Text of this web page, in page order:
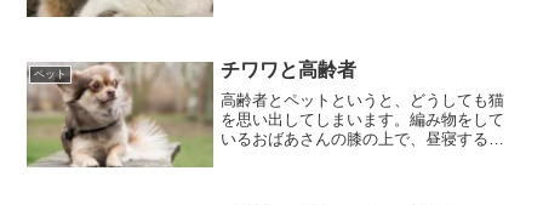
らすっかり良くなり元のよし...
ペット チワワと高齢者
高齢者とペットというと、どうしても猫
を思い出してしまいます。編み物をして
いるおばあさんの膝の上で、昼寝する